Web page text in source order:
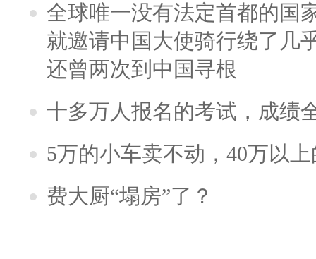
全球唯一没有法定首都的国
就邀请中国大使骑行绕了几
还曾两次到中国寻根
十多万人报名的考试，成绩
5万的小车卖不动，40万以
费大厨“塌房”了？